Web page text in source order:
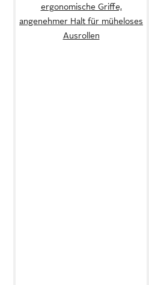
ergonomische Griffe,
angenehmer Halt für müheloses
Ausrollen